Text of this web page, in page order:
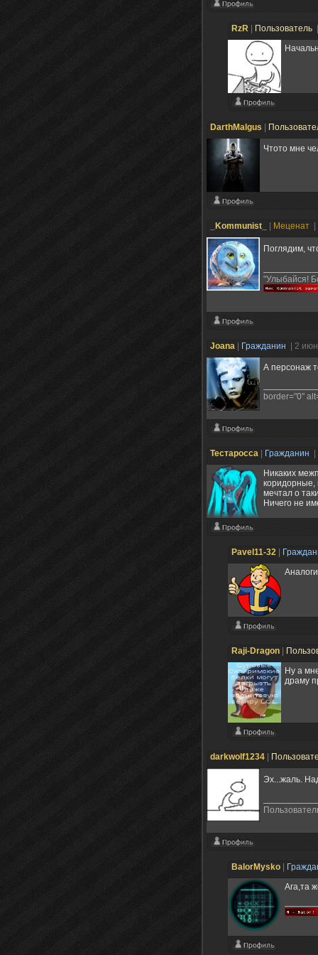
RzR Пользователь
DarthMalgus
Чтото мне
_Kommunist_ Меценат
Поглядим,
"Улыбайся!
Joana Гражданин | 2
А персонаж
border="0"
Тестаросса Гражданин
Никаких
коридорные,
мечтал о
Ничего не
Pavel11-32
Raji-Dragon
Ну а
драму
darkwolf1234
Эх...жаль.
BalorMysko
Ага,та